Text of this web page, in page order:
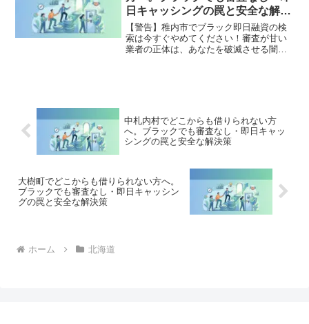
促を止める無料相談窓口をご案内しま
す。
日キャッシングの罠と安全な解決
策
【警告】稚内市でブラック即日融資の検
索は今すぐやめてください！審査が甘い
業者の正体は、あなたを破滅させる闇金
中札内村でどこからも借りられない方
へ。ブラックでも審査なし・即日キャッ
シングの罠と安全な解決策
大樹町でどこからも借りられない方へ。
ブラックでも審査なし・即日キャッシン
グの罠と安全な解決策
ホーム 北海道